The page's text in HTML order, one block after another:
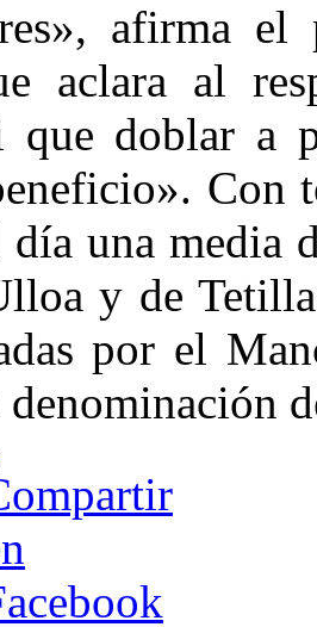
afirma el
aclara al
que doblar a
Con
día una media
y de
por el
denominación